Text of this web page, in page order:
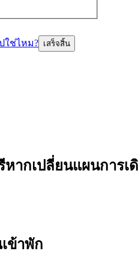
ใช่ไหม? เสร็จสิ้น
หากเปลี่ยนแผนการเ
ข้าพัก